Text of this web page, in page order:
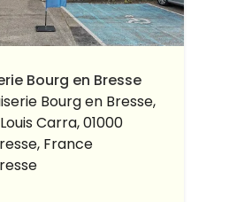
Bourg en Bresse
Bourg en Bresse,
Carra, 01000
France